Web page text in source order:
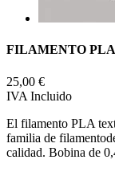
FILAMENTO PLA
25,00 €
IVA Incluido
El filamento PLA
familia de
calidad. Bobina de